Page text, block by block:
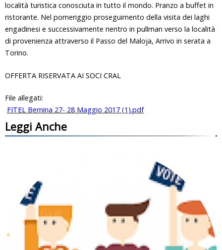
località turistica conosciuta in tutto il mondo. Pranzo a buffet in
ristorante. Nel pomeriggio proseguimento della visita dei laghi
engadinesi e successivamente rientro in pullman verso la località
di provenienza attraverso il Passo del Maloja, Arrivo in serata a
Torino.
OFFERTA RISERVATA AI SOCI CRAL
File allegati:
FITEL Bernina 27- 28 Maggio 2017 (1).pdf
Leggi Anche